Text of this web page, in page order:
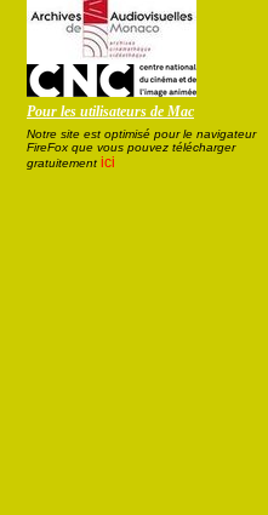
Pour les utilisateurs de Mac
Notre site est optimisé pour le navigateur
FireFox que vous pouvez télécharger
gratuitement ici